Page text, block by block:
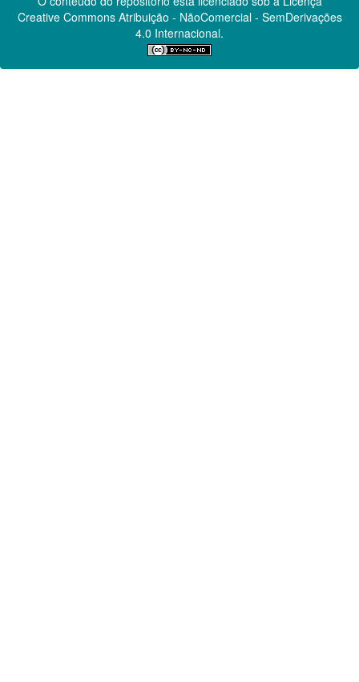
Creative CommonsAtribuição - NãoComercial - SemDerivações
4.0 Internacional.